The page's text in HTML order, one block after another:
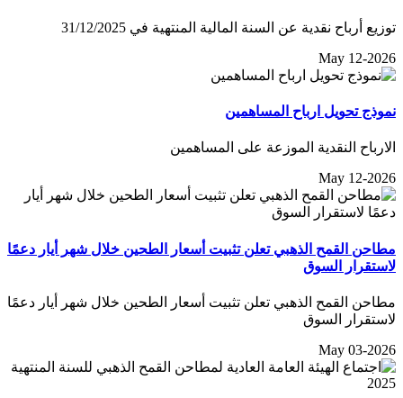
توزيع أرباح نقدية عن السنة المالية المنتهية في 31/12/2025
May 12-2026
نموذج تحويل ارباح المساهمين
الارباح النقدية الموزعة على المساهمين
May 12-2026
مطاحن القمح الذهبي تعلن تثبيت أسعار الطحين خلال شهر أيار دعمًا
لاستقرار السوق
مطاحن القمح الذهبي تعلن تثبيت أسعار الطحين خلال شهر أيار دعمًا
لاستقرار السوق
May 03-2026